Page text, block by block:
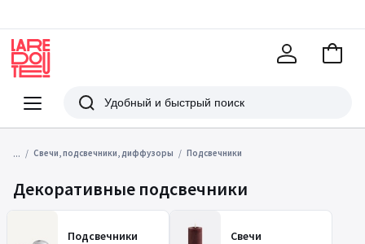
Меню
Redoute
Поиск
В
... Свечи, подсвечники, диффузоры Подсвечники
Декоративные подсвечники
Подсвечники Свечи